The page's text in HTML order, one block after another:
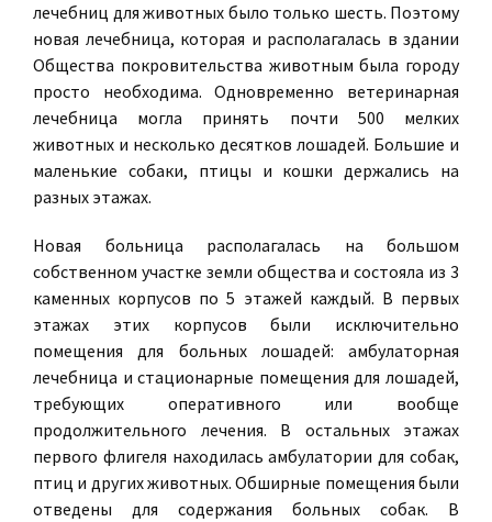
лечебниц для животных было только шесть. Поэтому
новая лечебница, которая и располагалась в здании
Общества покровительства животным была городу
просто необходима. Одновременно ветеринарная
лечебница могла принять почти 500 мелких
животных и несколько десятков лошадей. Большие и
маленькие собаки, птицы и кошки держались на
разных этажах.
Новая больница располагалась на большом
собственном участке земли общества и состояла из 3
каменных корпусов по 5 этажей каждый. В первых
этажах этих корпусов были исключительно
помещения для больных лошадей: амбулаторная
лечебница и стационарные помещения для лошадей,
требующих оперативного или вообще
продолжительного лечения. В остальных этажах
первого флигеля находилась амбулатории для собак,
птиц и других животных. Обширные помещения были
отведены для содержания больных собак. В